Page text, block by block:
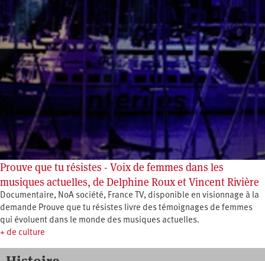
Prouve que tu résistes - Voix de femmes dans les
musiques actuelles, de Delphine Roux et Vincent Rivière
Documentaire, NoA société, France TV, disponible en visionnage à la
demande Prouve que tu résistes livre des témoignages de femmes
qui évoluent dans le monde des musiques actuelles.
+ de culture